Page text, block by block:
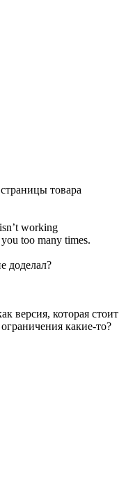
товара
working
too many times.
доделал?
версия, которая стоит
какие-то?